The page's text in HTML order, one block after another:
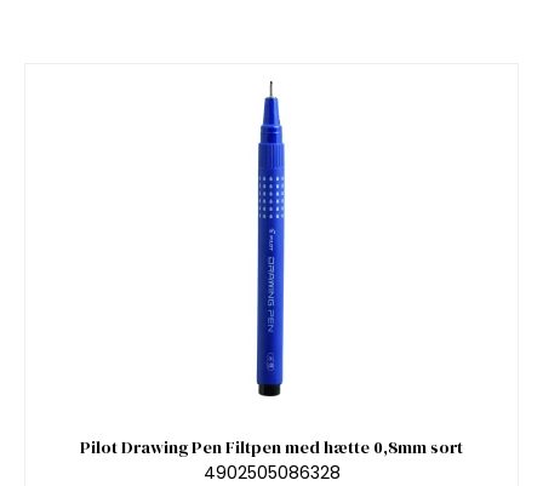
Pilot Drawing Pen Filtpen med hætte 0,8mm sort
4902505086328